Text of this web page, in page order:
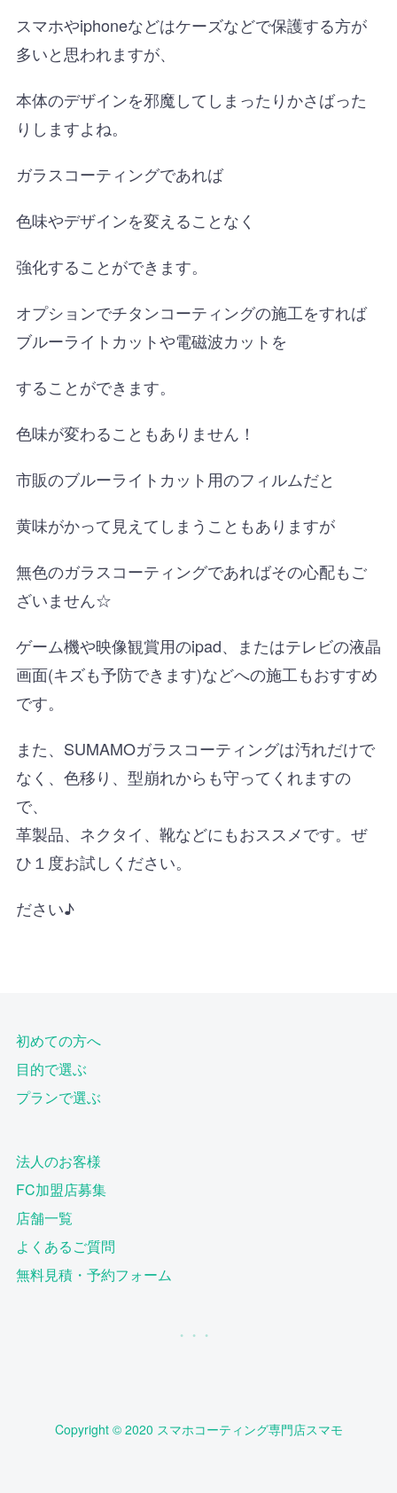
スマホやiphoneなどはケーズなどで保護する方が
多いと思われますが、
本体のデザインを邪魔してしまったりかさばった
りしますよね。
ガラスコーティングであれば
色味やデザインを変えることなく
強化することができます。
オプションでチタンコーティングの施工をすれば
ブルーライトカットや電磁波カットを
することができます。
色味が変わることもありません！
市販のブルーライトカット用のフィルムだと
黄味がかって見えてしまうこともありますが
無色のガラスコーティングであればその心配もご
ざいません☆
ゲーム機や映像観賞用のipad、またはテレビの液晶
画面(キズも予防できます)などへの施工もおすすめ
です。
また、SUMAMOガラスコーティングは汚れだけで
なく、色移り、型崩れからも守ってくれますの
で、
革製品、ネクタイ、靴などにもおススメです。ぜ
ひ１度お試しください。
ださい♪
初めての方へ
目的で選ぶ
プランで選ぶ
法人のお客様
FC加盟店募集
店舗一覧
よくあるご質問
無料見積・予約フォーム
Copyright © 2020 スマホコーティング専門店スマモ